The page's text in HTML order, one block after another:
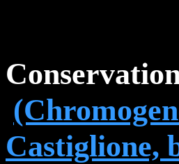
Castiglione,